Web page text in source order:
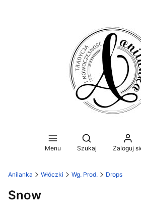
Menu
Otwórz
Szukaj Zaloguj
Anilanka Włóczki Wg. Prod. Drops
Snow